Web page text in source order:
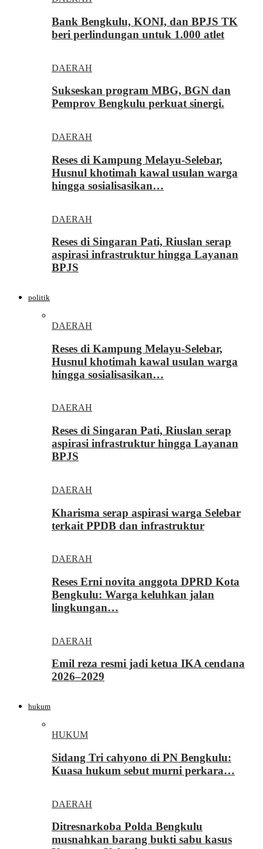
Bank Bengkulu, KONI, dan BPJS TK
beri perlindungan untuk 1.000 atlet
DAERAH
Sukseskan program MBG, BGN dan
Pemprov Bengkulu perkuat sinergi.
DAERAH
Reses di Kampung Melayu-Selebar,
Husnul khotimah kawal usulan warga
hingga sosialisasikan…
DAERAH
Reses di Singaran Pati, Riuslan serap
aspirasi infrastruktur hingga Layanan
BPJS
politik
DAERAH
Reses di Kampung Melayu-Selebar,
Husnul khotimah kawal usulan warga
hingga sosialisasikan…
DAERAH
Reses di Singaran Pati, Riuslan serap
aspirasi infrastruktur hingga Layanan
BPJS
DAERAH
Kharisma serap aspirasi warga Selebar
terkait PPDB dan infrastruktur
DAERAH
Reses Erni novita anggota DPRD Kota
Bengkulu: Warga keluhkan jalan
lingkungan…
DAERAH
Emil reza resmi jadi ketua IKA cendana
2026–2029
hukum
HUKUM
Sidang Tri cahyono di PN Bengkulu:
Kuasa hukum sebut murni perkara…
DAERAH
Ditresnarkoba Polda Bengkulu
musnahkan barang bukti sabu kasus